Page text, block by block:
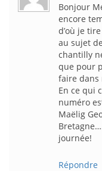
Bonjour
encore
d’où je
au sujet
chantilly
que pour
faire dans
En ce qui
numéro
Maëlig
journée!
Répondre